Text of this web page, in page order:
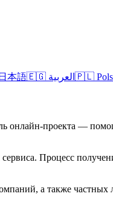
日本語🇪🇬 العربية 🇵🇱
онлайн-проекта —
Процесс
а также